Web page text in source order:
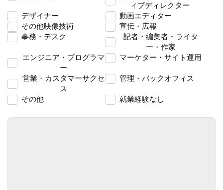
ィブディレクター
デザイナー
動画エディター
その他映像技術
宣伝・広報
事務・デスク
記者・編集者・ライタ
ー・作家
エンジニア・プログラマ
ー
マーケター・サイト運用
営業・カスタマーサクセ
ス
管理・バックオフィス
その他 就業経験なし